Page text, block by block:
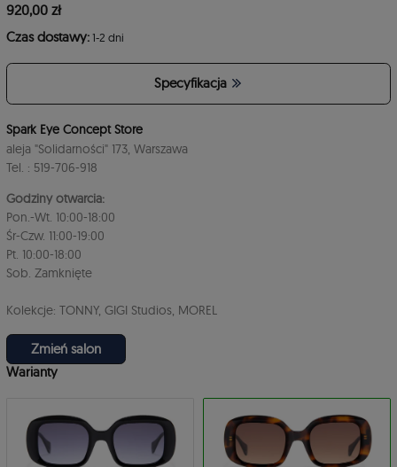
920,00 zł
Czas dostawy: 1-2 dni
Specyfikacja
Spark Eye Concept Store
aleja "Solidarności" 173, Warszawa
Tel. : 519-706-918
Godziny otwarcia:
Zmień salon
Pon.-Wt. 10:00-18:00
Śr-Czw. 11:00-19:00
Pt. 10:00-18:00
Sob. Zamknięte
Kolekcje: TONNY, GIGI Studios, MOREL
Warianty